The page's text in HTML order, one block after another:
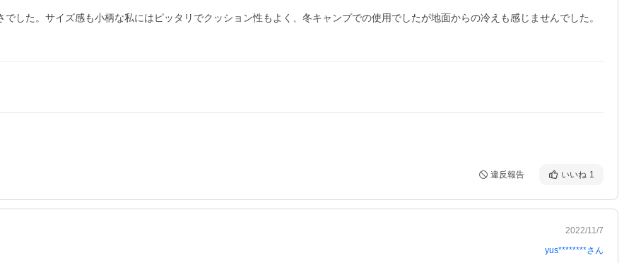
した。サイズ感も小柄な私にはピッタリでクッション性もよく、冬キャンプでの使用でしたが地面からの冷えも感じませんでした。
違反報告 いいね 1
2022/11/7
yus********さん